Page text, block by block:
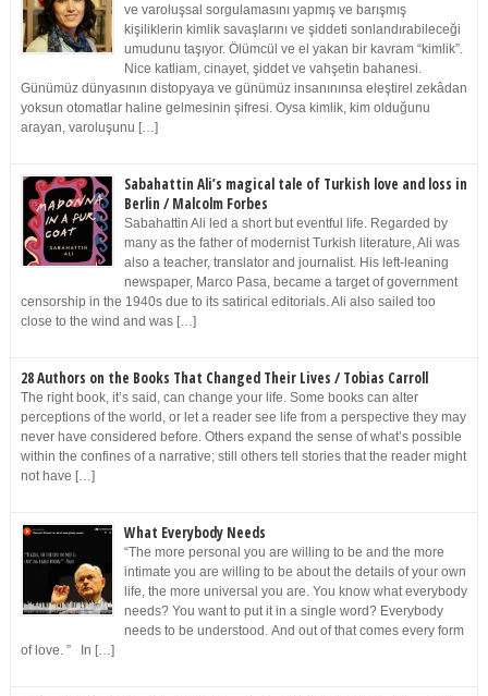
ve varoluşsal sorgulamasını yapmış ve barışmış
kişiliklerin kimlik savaşlarını ve şiddeti sonlandırabileceği
umudunu taşıyor. Ölümcül ve el yakan bir kavram “kimlik”.
Nice katliam, cinayet, şiddet ve vahşetin bahanesi.
Günümüz dünyasının distopyaya ve günümüz insanınınsa eleştirel zekâdan
yoksun otomatlar haline gelmesinin şifresi. Oysa kimlik, kim olduğunu
arayan, varoluşunu […]
Sabahattin Ali’s magical tale of Turkish love and loss in
Berlin / Malcolm Forbes
Sabahattin Ali led a short but eventful life. Regarded by
many as the father of modernist Turkish literature, Ali was
also a teacher, translator and journalist. His left-leaning
newspaper, Marco Pasa, became a target of government
censorship in the 1940s due to its satirical editorials. Ali also sailed too
close to the wind and was […]
28 Authors on the Books That Changed Their Lives / Tobias Carroll
The right book, it’s said, can change your life. Some books can alter
perceptions of the world, or let a reader see life from a perspective they may
never have considered before. Others expand the sense of what’s possible
within the confines of a narrative; still others tell stories that the reader might
not have […]
What Everybody Needs
“The more personal you are willing to be and the more
intimate you are willing to be about the details of your own
life, the more universal you are. You know what everybody
needs? You want to put it in a single word? Everybody
needs to be understood. And out of that comes every form
of love. ” In […]